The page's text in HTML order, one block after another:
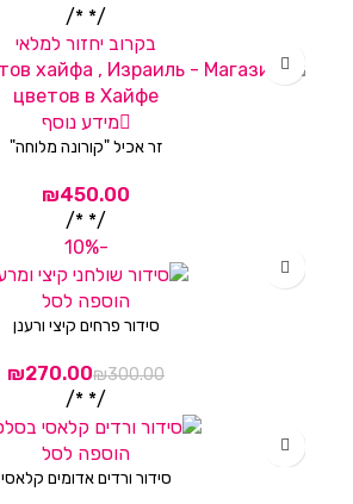
/* */
בקרוב יחזור למלאי
מידע נוסף
זר אכיל "קורונה מלוחה"
/* */
-10%
הוספה לסל
סידור פרחים קיצי ורענן
₪
₪
/* */
הוספה לסל
סידור ורדים אדומים קלאסי